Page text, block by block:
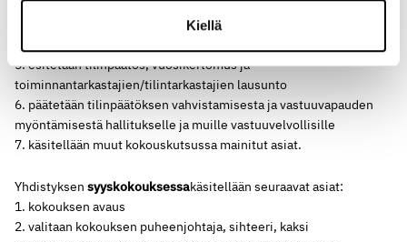
Kiellä
pöytäkirjantarkastajaa ja tarvittaessa kaksi ääntenlaskijaa
3. todetaan kokouksen laillisuus ja päätösvaltaisuus
5. esitetään tilinpäätös, vuosikertomus ja
toiminnantarkastajien/tilintarkastajien lausunto
6. päätetään tilinpäätöksen vahvistamisesta ja vastuuvapauden
myöntämisestä hallitukselle ja muille vastuuvelvollisille
7. käsitellään muut kokouskutsussa mainitut asiat.
Yhdistyksen syyskokouksessakäsitellään seuraavat asiat:
1. kokouksen avaus
2. valitaan kokouksen puheenjohtaja, sihteeri, kaksi